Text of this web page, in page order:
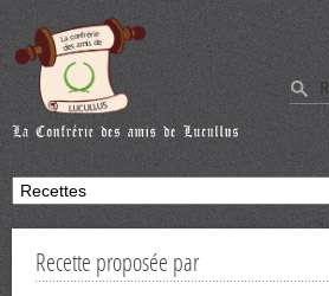
Recette proposée par